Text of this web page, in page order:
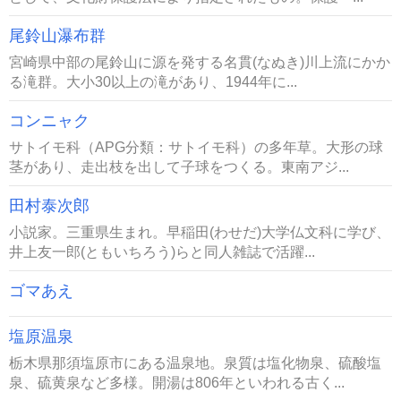
尾鈴山瀑布群
宮崎県中部の尾鈴山に源を発する名貫(なぬき)川上流にかか
る滝群。大小30以上の滝があり、1944年に...
コンニャク
サトイモ科（APG分類：サトイモ科）の多年草。大形の球
茎があり、走出枝を出して子球をつくる。東南アジ...
田村泰次郎
小説家。三重県生まれ。早稲田(わせだ)大学仏文科に学び、
井上友一郎(ともいちろう)らと同人雑誌で活躍...
ゴマあえ
塩原温泉
栃木県那須塩原市にある温泉地。泉質は塩化物泉、硫酸塩
泉、硫黄泉など多様。開湯は806年といわれる古く...